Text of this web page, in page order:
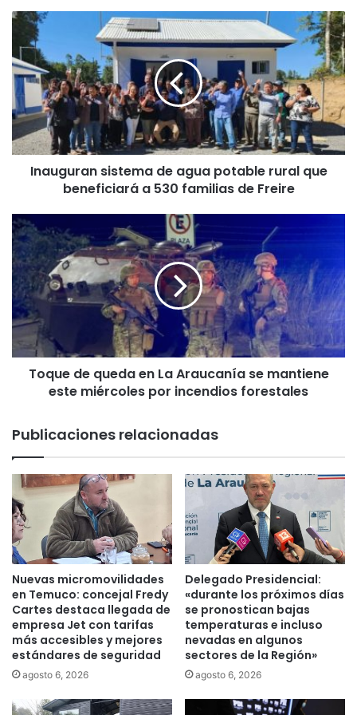
I
u
u
r
a
n
t
e
m
a
e
a
a
b
l
r
u
r
a
u
e
b
e
n
f
Inauguran sistema de agua potable rural que
beneficiará a 530 familias de Freire
T
o
q
u
d
e
u
n
L
a
r
a
u
c
a
n
í
a
s
e
m
n
Toque de queda en La Araucanía se mantiene
este miércoles por incendios forestales
Publicaciones relacionadas
Nuevas micromovilidades
en Temuco: concejal Fredy
Cartes destaca llegada de
empresa Jet con tarifas
más accesibles y mejores
estándares de seguridad
agosto 6, 2026
Delegado Presidencial:
«durante los próximos días
se pronostican bajas
temperaturas e incluso
nevadas en algunos
sectores de la Región»
agosto 6, 2026